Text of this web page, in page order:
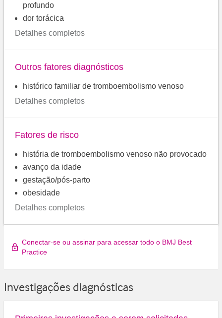
profundo
dor torácica
Detalhes completos
Outros fatores diagnósticos
histórico familiar de tromboembolismo venoso
Detalhes completos
Fatores de risco
história de tromboembolismo venoso não provocado
avanço da idade
gestação/pós-parto
obesidade
Detalhes completos
Conectar-se ou assinar para acessar todo o BMJ Best
Practice
Investigações diagnósticas